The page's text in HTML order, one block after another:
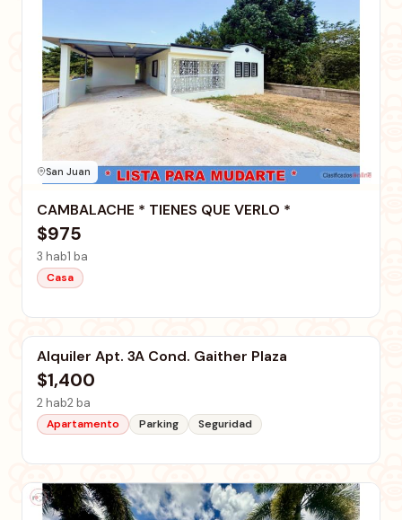
San Juan
CAMBALACHE * TIENES QUE VERLO *
$975
3 hab1 ba
Casa
San Juan
Alquiler Apt. 3A Cond. Gaither Plaza
$1,400
2 hab2 ba
Apartamento Parking Seguridad